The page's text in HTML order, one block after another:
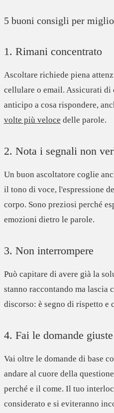
5 buoni consigli per
1. Rimani concentrato
Ascoltare richiede piena
cellulare o email. Assicurati di
anticipo a cosa rispondere,
volte più veloce delle parole.
2. Nota i segnali non
Un buon ascoltatore coglie
il tono di voce, l'espressione
corpo. Sono preziosi perché
emozioni dietro le parole.
3. Non interrompere
Può capitare di avere già la
stanno raccontando ma lascia
discorso: è segno di rispetto e
4. Fai le domande giuste
Vai oltre le domande di base
andare al cuore della questione
perché e il come. Il tuo
considerato e si eviteranno